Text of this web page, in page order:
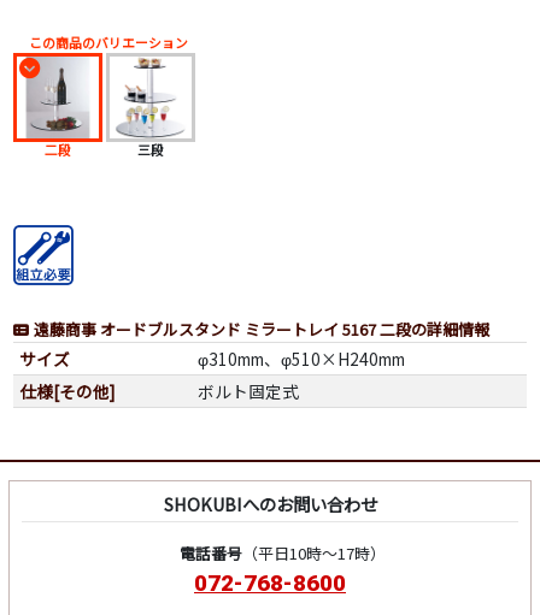
この商品のバリエーション
二段 三段
遠藤商事 オードブルスタンド ミラートレイ 5167 二段の詳細情報
サイズ
φ310mm、φ510×H240mm
仕様[その他]
ボルト固定式
SHOKUBIへのお問い合わせ
電話番号（平日10時～17時）
072-768-8600